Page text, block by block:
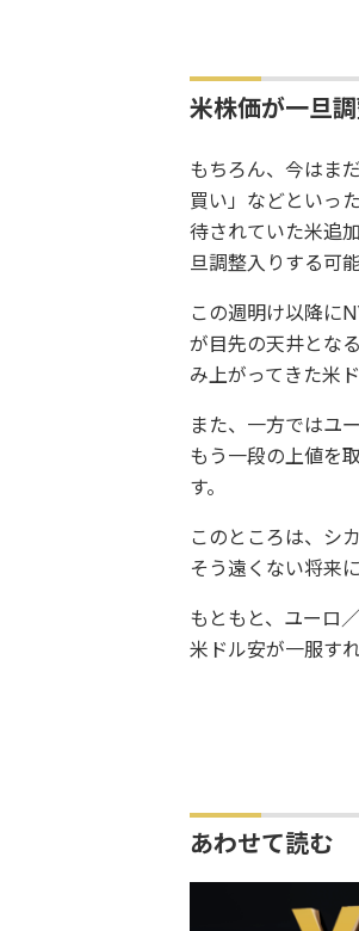
米株価が一旦
もちろん、今はま
買い」などといっ
待されていた米追
旦調整入りする可
この週明け以降に
が目先の天井とな
み上がってきた米
また、一方ではユ
もう一段の上値を
す。
このところは、シ
そう遠くない将来
もともと、ユーロ
米ドル安が一服す
あわせて読む